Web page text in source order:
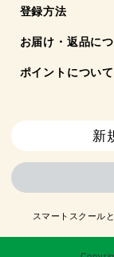
登録方法
お届け・返品に
ポイントについて
新
スマートスクール